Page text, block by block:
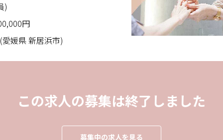
)
円
媛県 新居浜市)
この求人の募集は終了しました
募集中の求人を見る